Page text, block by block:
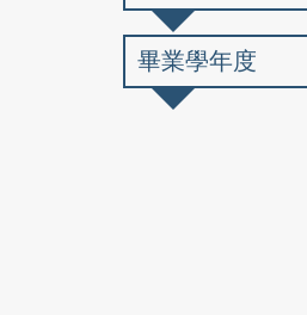
畢業學年度